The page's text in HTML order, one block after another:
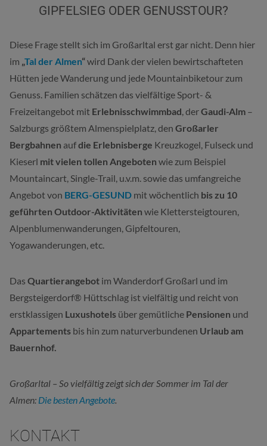
GIPFELSIEG ODER GENUSSTOUR?
Diese Frage stellt sich im Großarltal erst gar nicht. Denn hier
im Tal der Almen“wird Dank der vielen bewirtschafteten
Hütten jede Wanderung und jede Mountainbiketour zum
Genuss. Familien schätzen das vielfältige Sport- &
Freizeitangebot mit Erlebnisschwimmbad , derGaudi-Alm –
Salzburgs größtem Almenspielplatz, den Großarler
Bergbahnen aufdie Erlebnisberge Kreuzkogel, Fulseck und
Kieserl mit vielen tollen Angeboten wie zum Beispiel
Mountaincart, Single-Trail, u.v.m. sowie das umfangreiche
Angebot von BERG-GESUND mit wöchentlich bis zu 10
geführten Outdoor-Aktivitäten wie Klettersteigtouren,
Alpenblumenwanderungen, Gipfeltouren,
Yogawanderungen, etc.
Das Quartierangebot im Wanderdorf Großarl und im
Bergsteigerdorf® Hüttschlag ist vielfältig und reicht von
erstklassigen Luxushotels über gemütliche Pensionen und
Appartements bis hin zum naturverbundenen Urlaub am
Bauernhof.
Großarltal – So vielfältig zeigt sich der Sommer im Tal der
Almen: Die besten Angebote
KONTAKT